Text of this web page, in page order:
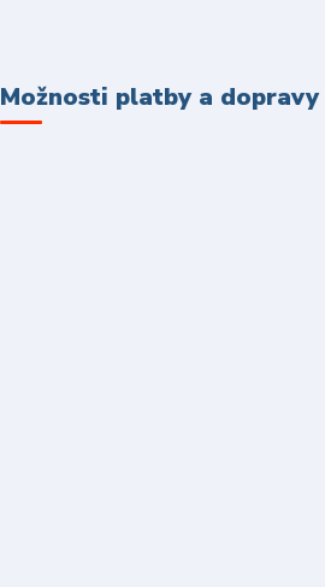
Možnosti platby a dopravy